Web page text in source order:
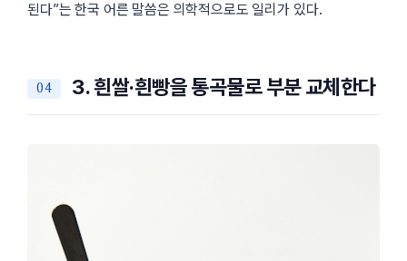
된다”는 한국 어른 말씀은 의학적으로도 일리가 있다.
3. 흰쌀·흰빵을 통곡물로 부분 교체한다